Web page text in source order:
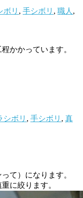
ボリ , 手シボリ , 職人 ,
かかっています。
シボリ , 手シボリ , 真
て）になります。
に絞ります。